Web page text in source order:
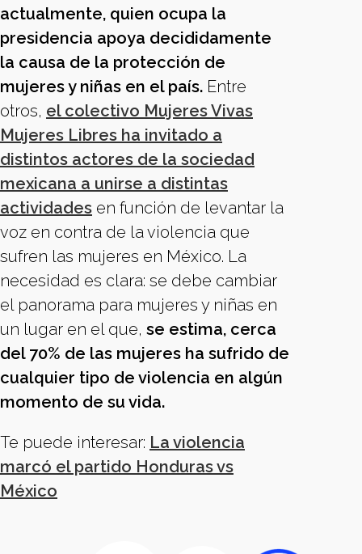
actualmente, quien ocupa la
presidencia apoya decididamente
la causa de la protección de
mujeres y niñas en el país. Entre
otros, el colectivo Mujeres Vivas
Mujeres Libres ha invitado a
distintos actores de la sociedad
mexicana a unirse a distintas
actividades en función de levantar la
voz en contra de la violencia que
sufren las mujeres en México. La
necesidad es clara: se debe cambiar
el panorama para mujeres y niñas en
un lugar en el que, se estima, cerca
del 70% de las mujeres ha sufrido de
cualquier tipo de violencia en algún
momento de su vida.
Te puede interesar: La violencia
marcó el partido Honduras vs
México